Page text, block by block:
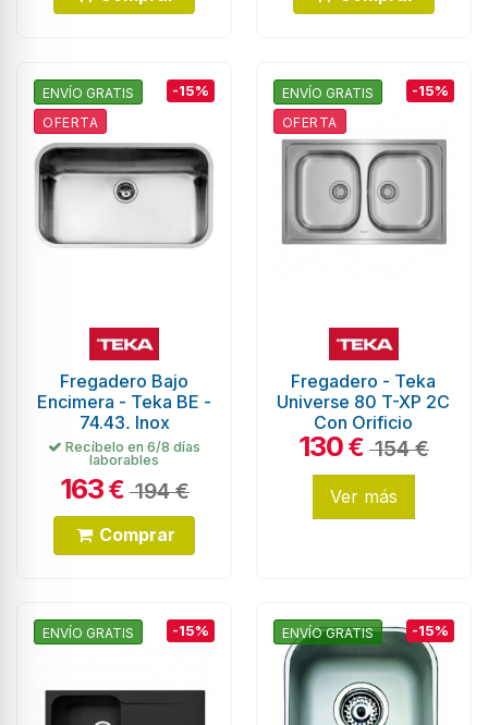
ENVÍO GRATIS
OFERTA
-15%
Fregadero Bajo
Encimera - Teka BE -
74.43, Inox
Recíbelo en 6/8 días
laborables
163€ 194 €
Comprar
ENVÍO GRATIS
OFERTA
-15%
Fregadero - Teka
Universe 80 T-XP 2C
Con Orificio
130€ 154 €
Ver más
ENVÍO GRATIS -15% ENVÍO GRATIS -15%